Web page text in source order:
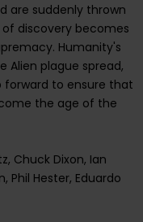
are suddenly thrown
discovery becomes
Humanity's
Alien plague spread,
to ensure that
the age of the
Chuck Dixon, Ian
Phil Hester, Eduardo